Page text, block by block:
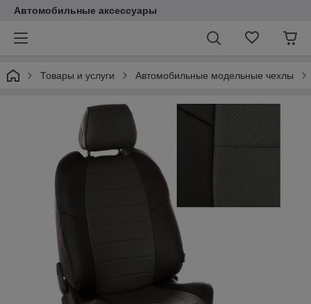
Автомобильные аксессуары
Товары и услуги Автомобильные модельные чехлы